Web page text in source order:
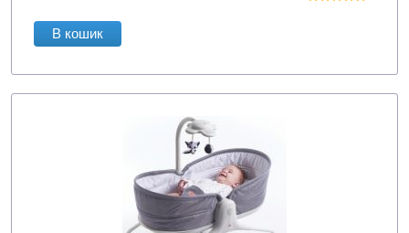
В кошик